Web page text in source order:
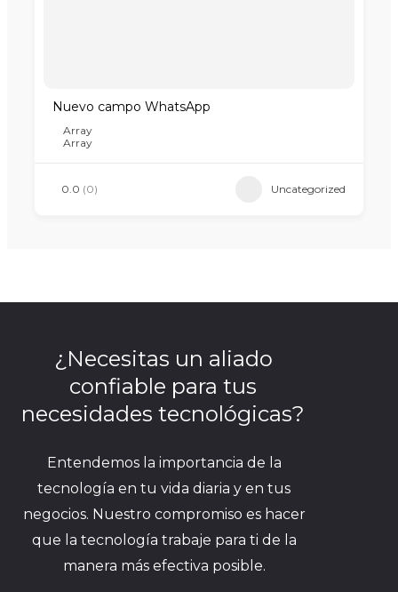
Nuevo campo WhatsApp
Array
Array
0.0 (0) Uncategorized
¿Necesitas un aliado
confiable para tus
necesidades tecnológicas?
Entendemos la importancia de la
tecnología en tu vida diaria y en tus
negocios. Nuestro compromiso es hacer
que la tecnología trabaje para ti de la
manera más efectiva posible.